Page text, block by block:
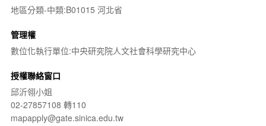
地區分類-中類:B01015 河北省
管理權
數位化執行單位:中央研究院人文社會科學研究中心
授權聯絡窗口
邱沂翎小姐
02-27857108 轉110
mapapply@gate.sinica.edu.tw